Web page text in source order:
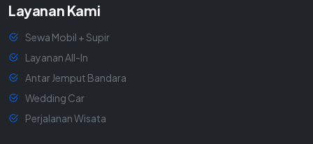
Layanan Kami
Sewa Mobil + Supir
Layanan All-In
Antar Jemput Bandara
Wedding Car
Perjalanan Wisata